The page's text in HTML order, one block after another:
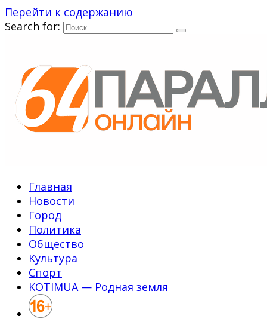
Перейти к содержанию
Search for:
Главная
Новости
Город
Политика
Общество
Культура
Спорт
KOTIMUA — Родная земля